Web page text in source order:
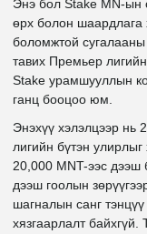
Энэ бол Stake MN-ын
өрх болон шаардлага
боломжтой
тавих Премьер
Stake урамшууллын
ганц бооцоо юм.
Энэхүү хэлэлцээр нь
лигийн бүтэн
20,000 MNT-ээс дээш
дээш гоолын
шагналын санг
хязгаарлалт